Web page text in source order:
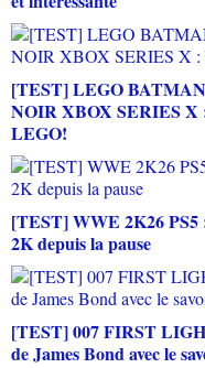
[TEST] LEGO
NOIR XBOX SERIES X
LEGO!
[TEST] WWE 2K26 PS5
2K depuis la pause
[TEST] 007 FIRST
de James Bond avec le